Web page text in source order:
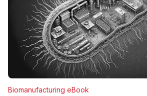
Biomanufacturing eBook